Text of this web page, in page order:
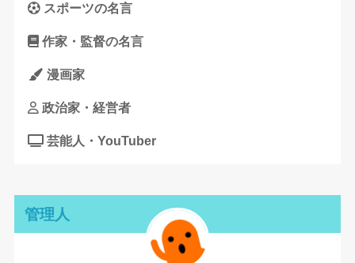
スポーツの名言
作家・監督の名言
漫画家
政治家・経営者
芸能人・YouTuber
管理人